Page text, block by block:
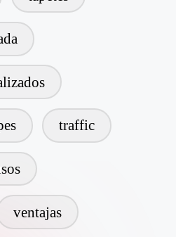
traffic
ventajas